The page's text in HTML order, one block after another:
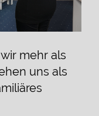
mehr als
uns als